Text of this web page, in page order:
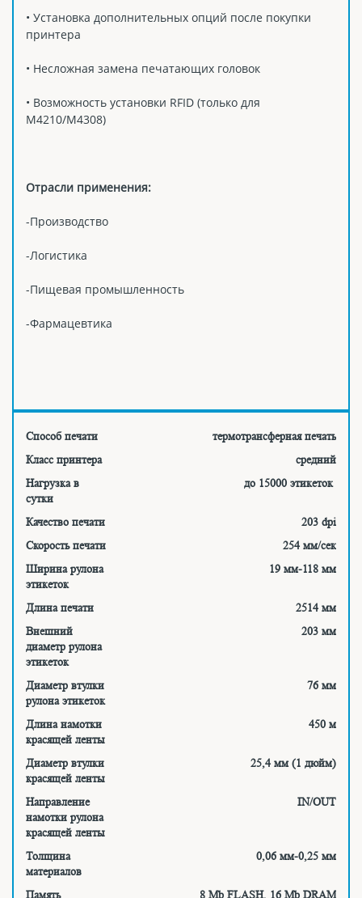
• Установка дополнительных опций после покупки
принтера
• Несложная замена печатающих головок
• Возможность установки RFID (только для
M4210/M4308)
Отрасли применения:
-Производство
-Логистика
-Пищевая промышленность
-Фармацевтика
Способ печати
термотрансферная печать
Класс принтера
средний
Нагрузка в
сутки
до 15000 этикеток
Качество печати
203 dpi
Скорость печати
254 мм/сек
Ширина рулона
этикеток
19 мм-118 мм
Длина печати
2514 мм
Внешний
диаметр рулона
этикеток
203 мм
Диаметр втулки
рулона этикеток
76 мм
Длина намотки
красящей ленты
450 м
Диаметр втулки
красящей ленты
25,4 мм (1 дюйм)
Направление
намотки рулона
красящей ленты
IN/OUT
Толщина
материалов
0,06 мм-0,25 мм
Память 8 Mb FLASH, 16 Mb DRAM